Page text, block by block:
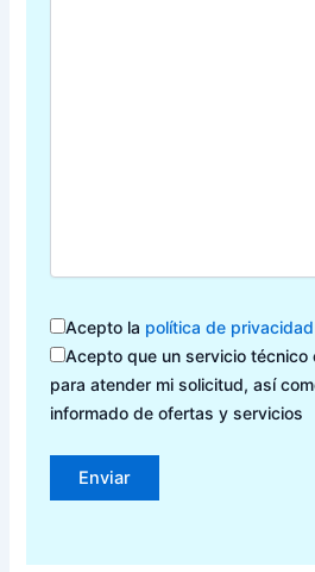
Acepto la política de privacidad
Acepto que un servicio técnico
para atender mi solicitud, así
informado de ofertas y servicios